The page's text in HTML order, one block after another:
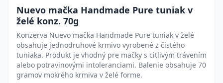
Nuevo mačka Handmade Pure tuniak v
želé konz. 70g
Konzerva Nuevo mačka Handmade Pure tuniak v želé
obsahuje jednodruhové krmivo vyrobené z čistého
tuniaka. Produkt je vhodný pre mačky s citlivým trávením
alebo potravinovými intoleranciami. Balenie obsahuje 70
gramov mokrého krmiva v želé forme.